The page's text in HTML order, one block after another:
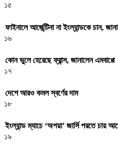
১৫
ফাইনালে আর্জেন্টিনা না ইংল্যান্ডকে চান,
১৬
কোন ভুলে হেরেছে ফ্রান্স, জানালেন এমবাপ্পে
১৭
দেশে আরও কমল স্বর্ণের দাম
১৮
ইংল্যান্ড ম্যাচে ‘অপয়া’ জার্সি পরতে চায়
১৯